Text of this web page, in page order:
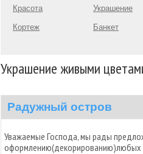
Красота
Кортеж
Украшение
Банкет
Украшение живыми
Радужный остров
Уважаемые Господа, мы рады
оформлению(декорированию)любых